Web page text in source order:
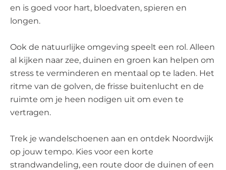
en is goed voor hart, bloedvaten, spieren en
longen.
Ook de natuurlijke omgeving speelt een rol. Alleen
al kijken naar zee, duinen en groen kan helpen om
stress te verminderen en mentaal op te laden. Het
ritme van de golven, de frisse buitenlucht en de
ruimte om je heen nodigen uit om even te
vertragen.
Trek je wandelschoenen aan en ontdek Noordwijk
op jouw tempo. Kies voor een korte
strandwandeling, een route door de duinen of een